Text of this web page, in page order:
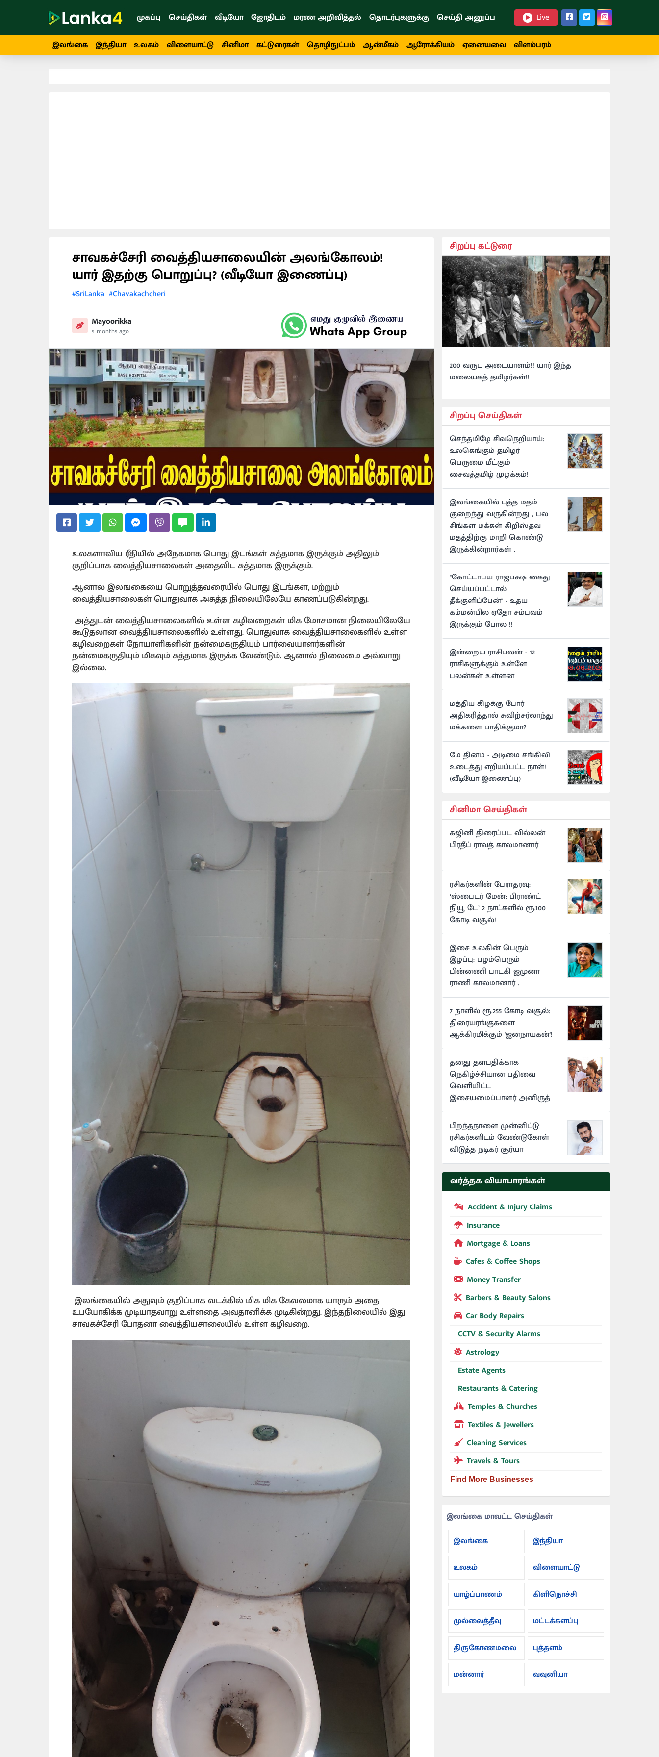
முகப்பு செய்திகள் வீடியோ ஜோதிடம் மரண அறிவித்தல் தொடர்புகளுக்கு செய்தி அனுப்ப Live
இலங்கை இந்தியா உலகம் விளையாட்டு சினிமா கட்டுரைகள் தொழிநுட்பம் ஆன்மீகம் ஆரோக்கியம் ஏனையவை விளம்பரம்
சாவகச்சேரி வைத்தியசாலையின் அலங்கோலம்!
யார் இதற்கு பொறுப்பு? (வீடியோ இணைப்பு)
#SriLanka #Chavakachcheri
Mayoorikka
9 months ago
உலகளாவிய ரீதியில் அநேகமாக பொது இடங்கள் சுத்தமாக இருக்கும் அதிலும்
குறிப்பாக வைத்தியசாலைகள் அதைவிட சுத்தமாக இருக்கும்.
ஆனால் இலங்கையை பொறுத்தவரையில் பொது இடங்கள், மற்றும்
வைத்தியசாலைகள் பொதுவாக அசுத்த நிலையிலேயே காணப்படுகின்றது.
அத்துடன் வைத்தியசாலைகளில் உள்ள கழிவறைகள் மிக மோசமான நிலையிலேயே
கூடுதலான வைத்தியசாலைகளில் உள்ளது. பொதுவாக வைத்தியசாலைகளில் உள்ள
கழிவறைகள் நோயாளிகளின் நன்மைகருதியும் பார்வையாளர்களின்
நன்மைகருதியும் மிகவும் சுத்தமாக இருக்க வேண்டும். ஆனால் நிலைமை அவ்வாறு
இல்லை.
இலங்கையில் அதுவும் குறிப்பாக வடக்கில் மிக மிக கேவலமாக யாரும் அதை
உபயோகிக்க முடியாதவாறு உள்ளதை அவதானிக்க முடிகின்றது. இந்தநிலையில் இது
சாவகச்சேரி போதனா வைத்தியசாலையில் உள்ள கழிவறை.
சிறப்பு கட்டுரை
200 வருட அடையாளம்!! யார் இந்த
மலையகத் தமிழர்கள்!!
சிறப்பு செய்திகள்
செந்தமிழே சிவநெறியாய்:
உலகெங்கும் தமிழர்
பெருமை மீட்கும்
சைவத்தமிழ் முழக்கம்!
இலங்கையில் புத்த மதம்
குறைந்து வருகின்றது , பல
சிங்கள மக்கள் கிறிஸ்தவ
மதத்திற்கு மாறி கொண்டு
இருக்கின்றார்கள் .
"கோட்டாபய ராஜபக்ஷ கைது
செய்யப்பட்டால்
தீக்குளிப்பேன்" - உதய
கம்மன்பில ஏதோ சம்பவம்
இருக்கும் போல !!
இன்றைய ராசிபலன் - 12
ராசிகளுக்கும் உள்ளே
பலன்கள் உள்ளன
மத்திய கிழக்கு போர்
அதிகரித்தால் சுவிற்சர்லாந்து
மக்களை பாதிக்குமா?
மே தினம் - அடிமை சங்கிலி
உடைத்து எறியப்பட்ட நாள்!
(வீடியோ இணைப்பு)
சினிமா செய்திகள்
கஜினி திரைப்பட வில்லன்
பிரதீப் ராவத் காலமானார்
ரசிகர்களின் பேராதரவு:
‘ஸ்பைடர் மேன்: பிராண்ட்
நியூ டே’ 2 நாட்களில் ரூ.100
கோடி வசூல்!
இசை உலகின் பெரும்
இழப்பு: பழம்பெரும்
பின்னணி பாடகி ஜமுனா
ராணி காலமானார் .
7 நாளில் ரூ.255 கோடி வசூல்:
திரையரங்குகளை
ஆக்கிரமிக்கும் 'ஜனநாயகன்'!
தனது தளபதிக்காக
நெகிழ்ச்சியான பதிவை
வெளியிட்ட
இசையமைப்பாளர் அனிருத்
பிறந்தநாளை முன்னிட்டு
ரசிகர்களிடம் வேண்டுகோள்
விடுத்த நடிகர் சூர்யா
வர்த்தக வியாபாரங்கள்
Accident & Injury Claims
Insurance
Mortgage & Loans
Cafes & Coffee Shops
Money Transfer
Barbers & Beauty Salons
Car Body Repairs
CCTV & Security Alarms
Astrology
Estate Agents
Restaurants & Catering
Temples & Churches
Textiles & Jewellers
Cleaning Services
Travels & Tours
Find More Businesses
இலங்கை மாவட்ட செய்திகள்
இலங்கை
இந்தியா
உலகம் விளையாட்டு
யாழ்ப்பாணம் கிளிநொச்சி
முல்லைத்தீவு மட்டக்களப்பு
திருகோணமலை புத்தளம்
மன்னார் வவுனியா